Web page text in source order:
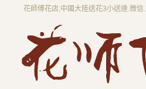
花師傅花店,中國大陸送花3小送達.微